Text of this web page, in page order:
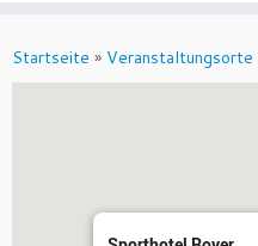
Startseite » Veranstaltungsorte